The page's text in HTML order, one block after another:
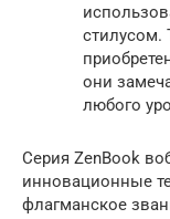
стилусом.
они
любого
Серия ZenBook
инновационные
флагманское